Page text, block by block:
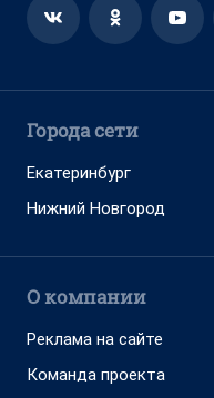
Города сети
Екатеринбург
Нижний Новгород
О компании
Реклама на сайте
Команда проекта